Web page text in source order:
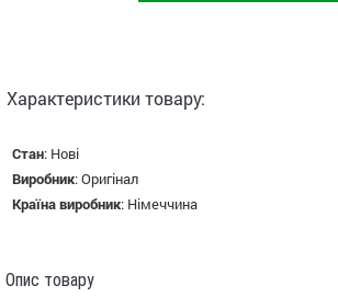
Характеристики товару:
Стан: Нові
Виробник:Оригінал
Країна виробник: Німеччина
Опис товару